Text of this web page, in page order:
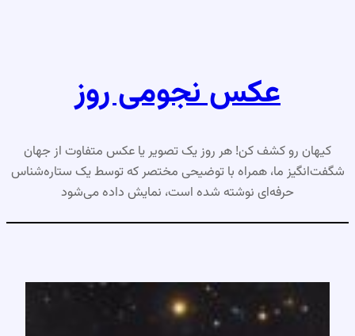
عکس نجومی روز
کیهان رو کشف کن! هر روز یک تصویر یا عکس متفاوت از جهان
شگفت‌انگیز ما، همراه با توضیحی مختصر که توسط یک ستاره‌شناس
حرفه‌ای نوشته شده است، نمایش داده می‌شود